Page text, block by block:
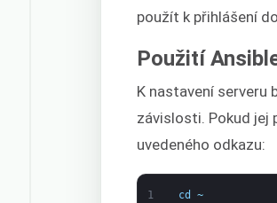
použít k přihlášení
Použití
K nastavení serveru
závislosti. Pokud jej
uvedeného odkazu:
1 cd ~